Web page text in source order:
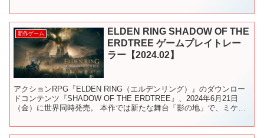
新作ゲーム
ELDEN RING SHADOW OF THE
ERDTREE ゲームプレイトレー
ラー【2024.02】
アクションRPG『ELDEN RING（エルデンリング）』のダウンロー
ドコンテンツ『SHADOW OF THE ERDTREE』、2024年6月21日
（金）に世界同時発売。 本作では新たな舞台「影の地」で、ミケラ